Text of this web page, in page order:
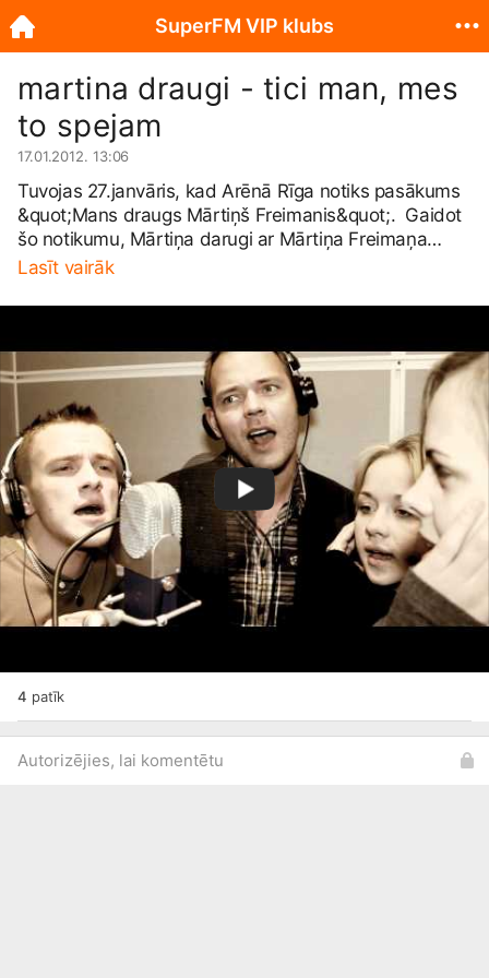
martina draugi - tici man, mes
to spejam
17.01.2012. 13:06
Tuvojas 27.janvāris, kad Arēnā Rīga notiks pasākums
&quot;Mans draugs Mārtiņš Freimanis&quot;. Gaidot
šo notikumu, Mārtiņa darugi ar Mārtiņa Freimaņa
Fonda atbalstu iedziedājuši viņa 1997.gadā sacerēto
spējam) . Mārtiņa Freimaņa draugi- Tici man (Mēs to
Lauris Reiniks, Aija Andrejeva, Blitze,Kaža, Valters
Frīdenbergs, Putnu Balle Irakstīts elko studio, cloud
music Producenti Kaža, Gints Stankevičs
Lasīt vairāk
4 patīk
Autorizējies, lai komentētu
SuperFM VIP klubs